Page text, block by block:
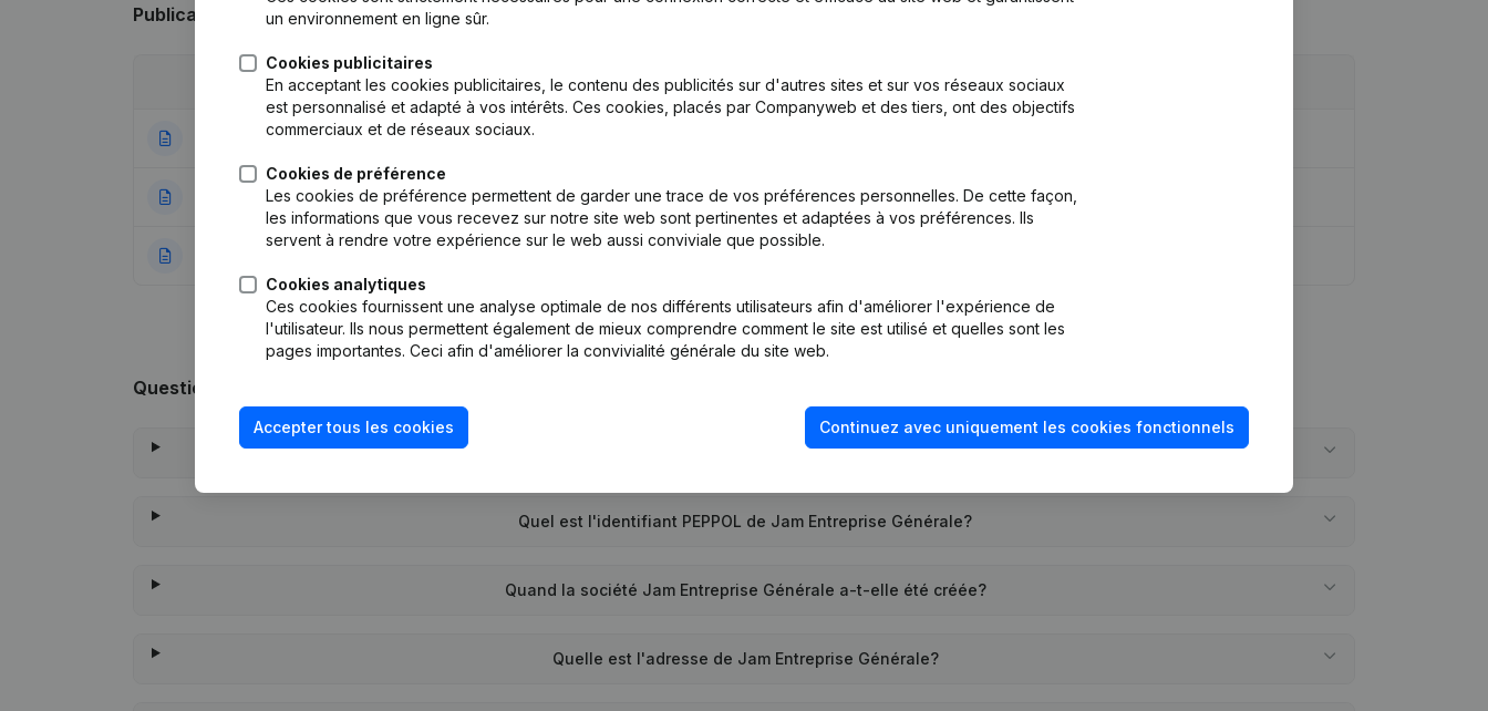
Publications de Jam Entreprise Générale
Publication
20-08-2025 Siège Social
02-01-2024 Demissions, Nominations - Statuts (Traduction, Coordination, Autres Modifications, …) - Modification Forme Juridique
Rubrique Constitution (Nouvelle Personne Morale, Ouverture Succursale, etc...)
Questions fréquemment posées
Quel est le numéro de TVA de Jam Entreprise Générale?
Quel est l'identifiant PEPPOL de Jam Entreprise Générale?
Quand la société Jam Entreprise Générale a-t-elle été créée?
Quelle est l'adresse de Jam Entreprise Générale?
un environnement en ligne sûr.
Cookies publicitaires
En acceptant les cookies publicitaires, le contenu des publicités sur d'autres sites et sur vos réseaux sociaux
est personnalisé et adapté à vos intérêts. Ces cookies, placés par Companyweb et des tiers, ont des objectifs
commerciaux et de réseaux sociaux.
Cookies de préférence
Les cookies de préférence permettent de garder une trace de vos préférences personnelles. De cette façon,
les informations que vous recevez sur notre site web sont pertinentes et adaptées à vos préférences. Ils
servent à rendre votre expérience sur le web aussi conviviale que possible.
Cookies analytiques
Ces cookies fournissent une analyse optimale de nos différents utilisateurs afin d'améliorer l'expérience de
l'utilisateur. Ils nous permettent également de mieux comprendre comment le site est utilisé et quelles sont les
pages importantes. Ceci afin d'améliorer la convivialité générale du site web.
Accepter tous les cookies Continuez avec uniquement les cookies fonctionnels